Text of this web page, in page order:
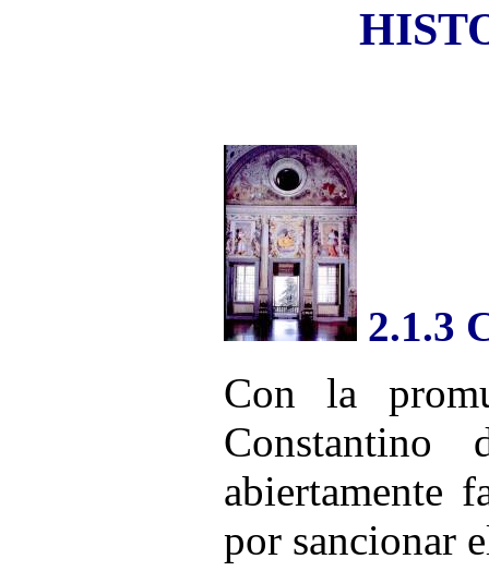
2.1.3
Con la
abiertamente
por sancionar